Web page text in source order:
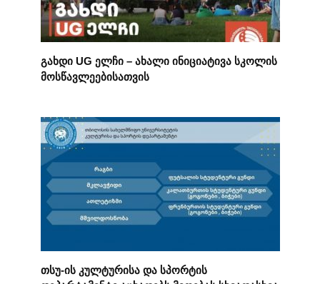
გახდი UG ელჩი – ახალი ინიციატივა სკოლის
მოსწავლეებისათვის
თსუ-ის კულტურისა და სპორტის